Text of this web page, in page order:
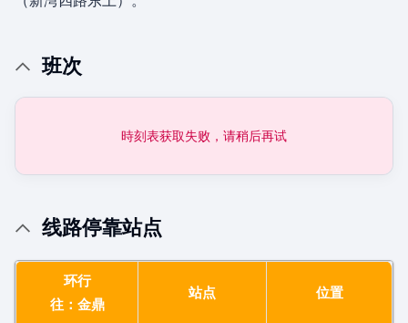
班次
時刻表获取失败，请稍后再试
线路停靠站点
环行
往：金鼎
站点 位置